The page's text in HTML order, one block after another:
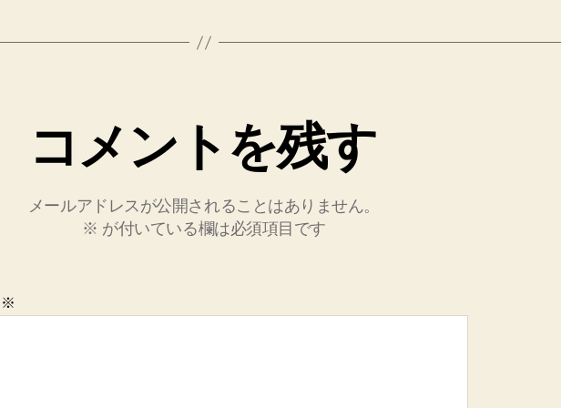
コメントを残す
メールアドレスが公開されることはありません。
※ が付いている欄は必須項目です
※